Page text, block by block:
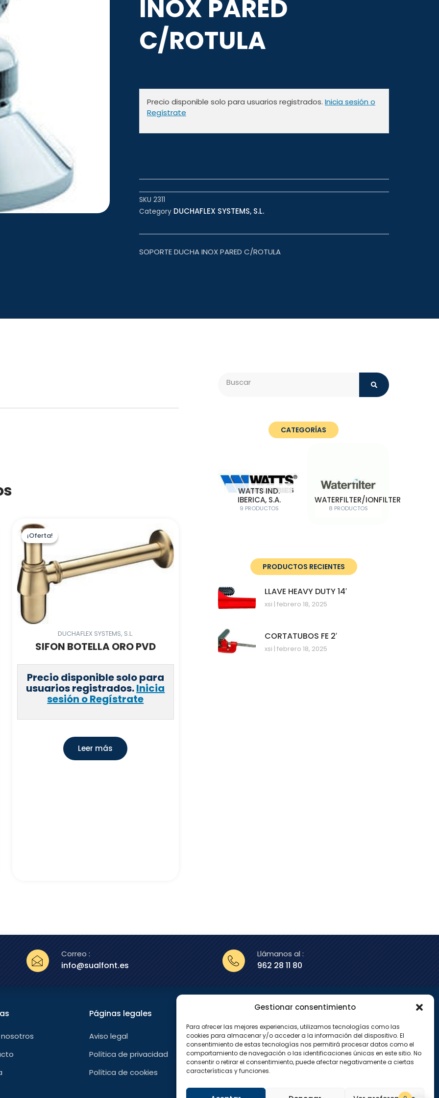
Gestionar consentimiento
Para ofrecer las mejores experiencias, utilizamos tecnologías como las
cookies para almacenar y/o acceder a la información del dispositivo. El
consentimiento de estas tecnologías nos permitirá procesar datos como el
comportamiento de navegación o las identificaciones únicas en este sitio. No
consentir o retirar el consentimiento, puede afectar negativamente a ciertas
características y funciones.
INOX PARED
C/ROTULA
Precio disponible solo para usuarios registrados. Inicia sesión o
Regístrate
SKU 2311
Category DUCHAFLEX SYSTEMS, S.L.
SOPORTE DUCHA INOX PARED C/ROTULA
¡Oferta!
¡Oferta!
DUCHAFLEX SYSTEMS, S.L.
SIFON BOTELLA ORO PVD
Precio disponible solo para
usuarios registrados.Inicia
sesión o Regístrate
Leer más
CATEGORÍAS
WATTS IND.
IBERICA, S.A.
9 PRODUCTOS
WATERFILTER/IONFILTER
8 PRODUCTOS
PRODUCTOS RECIENTES
LLAVE HEAVY DUTY 14′
xsi febrero 18, 2025
CORTATUBOS FE 2′
xsi febrero 18, 2025
Correo :
info@sualfont.es
Llámanos al :
962 28 11 80
Páginas legales
Aviso legal
Política de privacidad
Política de cookies
F
a
c
e
b
o
o
-
X
-
t
w
i
t
t
r
I
n
s
t
a
g
r
m